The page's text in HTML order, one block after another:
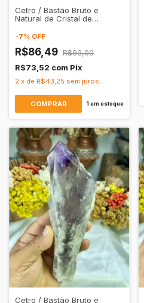
Cetro / Bastão Bruto e
Natural de Cristal de
Transparente
-7% OFF
R$86,49 R$93,00
R$73,52 com Pix
2 x de R$43,25 sem juros
1 em estoque
Cetro / Bastão Bruto e